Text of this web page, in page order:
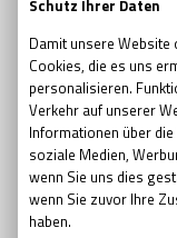
escape room
no escape room
Ostern in
Ostern